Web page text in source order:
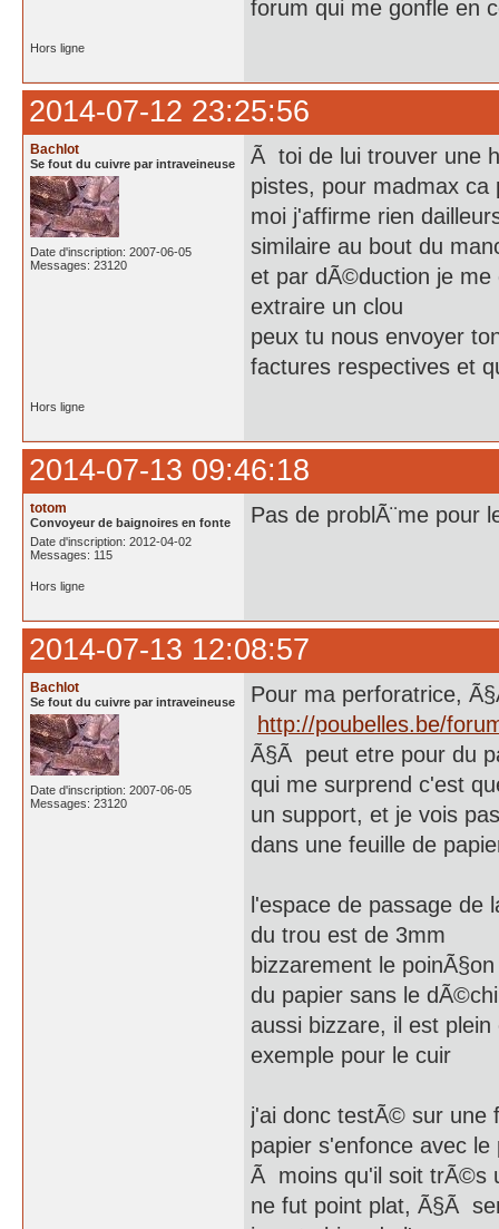
forum qui me gonfle en
Hors ligne
2014-07-12 23:25:56
Bachlot
Se fout du cuivre par intraveineuse
Date d'inscription: 2007-06-05
Messages: 23120
Ã toi de lui trouver une
pistes, pour madmax ca
moi j'affirme rien
similaire au bout du
et par dÃ©duction je
extraire un clou
peux tu nous envoyer
factures respectives et
Hors ligne
2014-07-13 09:46:18
totom
Convoyeur de baignoires en fonte
Date d'inscription: 2012-04-02
Messages: 115
Pas de problÃ¨me pour
Hors ligne
2014-07-13 12:08:57
Bachlot
Se fout du cuivre par intraveineuse
Date d'inscription: 2007-06-05
Messages: 23120
Pour ma perforatrice,
http://poubelles.be/
Ã§Ã peut etre pour du
qui me surprend c'est
un support, et je vois
dans une feuille de
l'espace de passage
du trou est de 3mm
bizzarement le
du papier sans le
aussi bizzare, il est
exemple pour le cuir
j'ai donc testÃ© sur une
papier s'enfonce avec
Ã moins qu'il soit trÃ©s
ne fut point plat, Ã§Ã